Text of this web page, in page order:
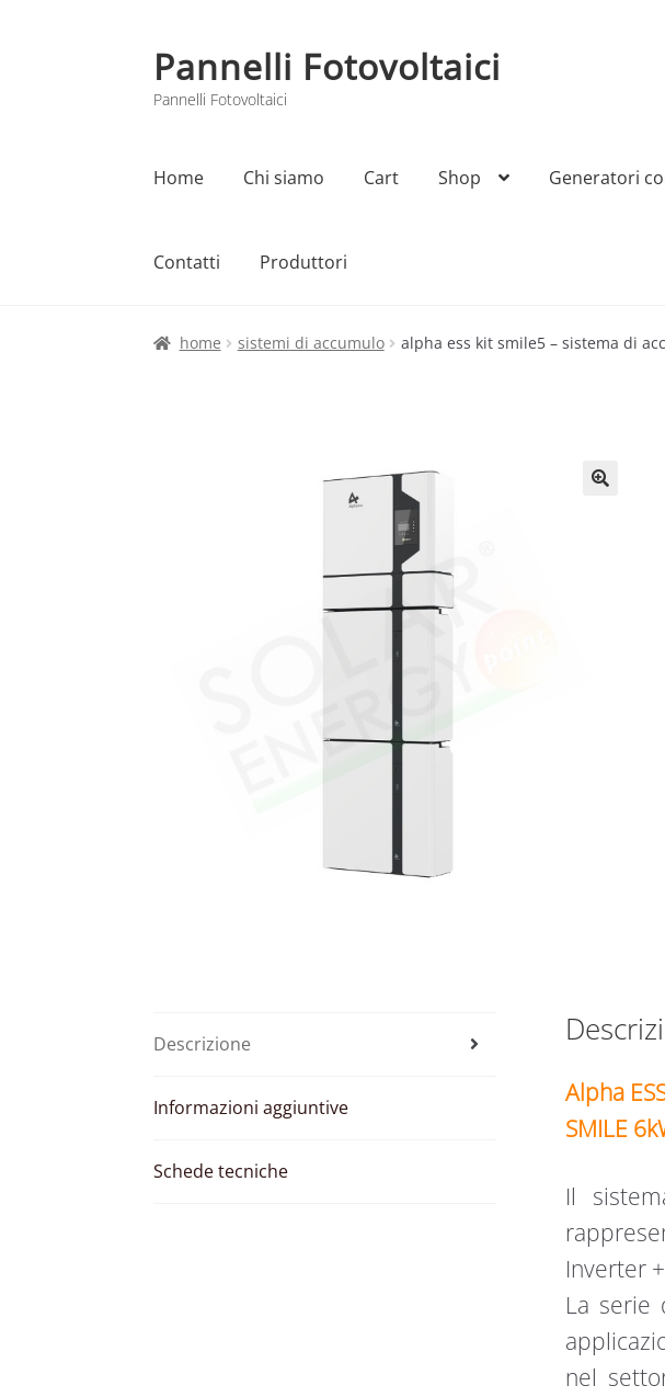
Vai
alla
navigazione
Vai
al
contenuto
Pannelli Fotovoltaici
Pannelli Fotovoltaici
Home Chi siamo Cart Shop Generatori
Contatti Produttori
Home Cart Checkout Chi siamo Contatti My account Produttori
home sistemi di accumulo alpha ess kit smile5 – sistema di
Descrizione
Informazioni aggiuntive
Schede tecniche
Alpha
SMILE
Il
Inverter
La serie
nel